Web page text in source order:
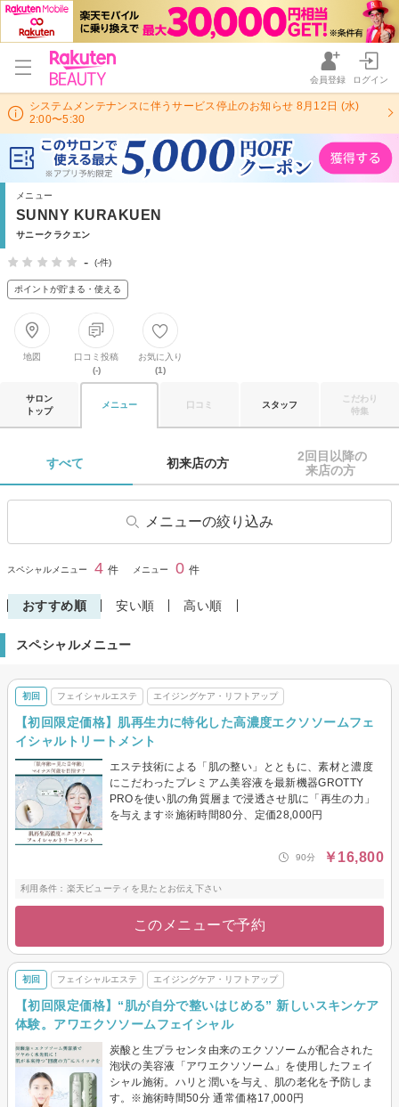
会員登録 ログイン
システムメンテナンスに伴うサービス停止のお知らせ 8月12日 (水)
2:00〜5:30
メニュー
SUNNY KURAKUEN
サニークラクエン
- (-件)
ポイントが貯まる・使える
地図
口コミ投稿
(-)
お気に入り
(1)
サロン
トップ
メニュー 口コミ スタッフ
こだわり
特集
すべて 初来店の方
2回目以降の
来店の方
メニューの絞り込み
フェイシャルエステ
その他メニュー(エステ)
閉じる
スペシャルメニュー 4 件 メニュー 0 件
おすすめ順 安い順 高い順
スペシャルメニュー
初回 フェイシャルエステ エイジングケア・リフトアップ
【初回限定価格】肌再生力に特化した高濃度エクソソームフェ
イシャルトリートメント
エステ技術による「肌の整い」とともに、素材と濃度
にこだわったプレミアム美容液を最新機器GROTTY
PROを使い肌の角質層まで浸透させ肌に「再生の力」
を与えます※施術時間80分、定価28,000円
90分 ￥16,800
利用条件：楽天ビューティを見たとお伝え下さい
このメニューで予約
初回 フェイシャルエステ エイジングケア・リフトアップ
【初回限定価格】“肌が自分で整いはじめる” 新しいスキンケア
体験。アワエクソソームフェイシャル
炭酸と生プラセンタ由来のエクソソームが配合された
泡状の美容液「アワエクソソーム」を使用したフェイ
シャル施術。ハリと潤いを与え、肌の老化を予防しま
す。※施術時間50分 通常価格17,000円